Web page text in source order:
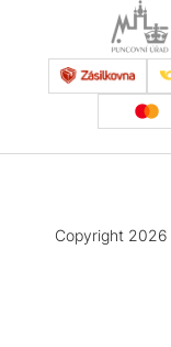
Copyright 2026